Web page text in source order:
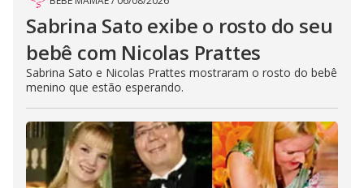
Sabrina Sato exibe o rosto do seu
bebê com Nicolas Prattes
Sabrina Sato e Nicolas Prattes mostraram o rosto do bebê
menino que estão esperando.